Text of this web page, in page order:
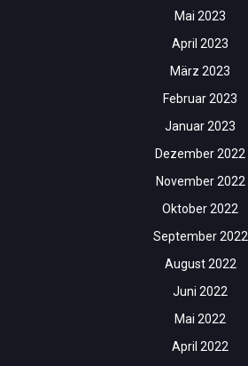
Mai 2023
April 2023
März 2023
Februar 2023
Januar 2023
Dezember 2022
November 2022
Oktober 2022
September 2022
August 2022
Juni 2022
Mai 2022
April 2022